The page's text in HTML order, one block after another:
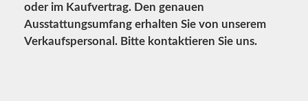
oder im Kaufvertrag. Den genauen
Ausstattungsumfang erhalten Sie von unserem
Verkaufspersonal. Bitte kontaktieren Sie uns.